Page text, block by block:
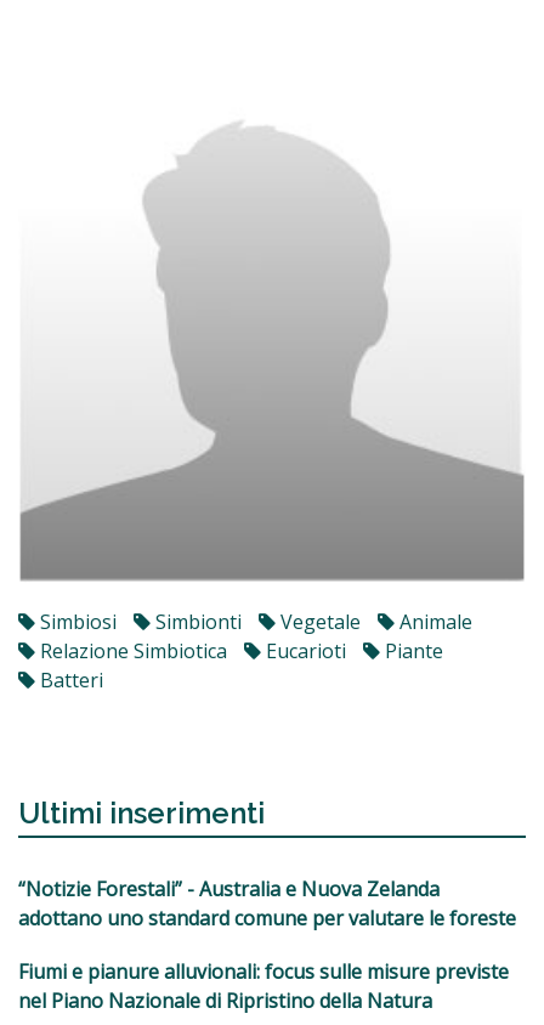
Simbiosi Simbionti Vegetale
Animale
Relazione Simbiotica
Eucarioti
Piante
Batteri
Ultimi inserimenti
“Notizie Forestali” - Australia e Nuova Zelanda
adottano uno standard comune per valutare le foreste
Fiumi e pianure alluvionali: focus sulle misure previste
nel Piano Nazionale di Ripristino della Natura